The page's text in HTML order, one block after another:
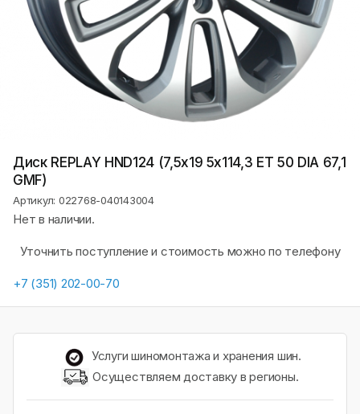
Диск REPLAY HND124 (7,5х19 5x114,3 ET 50 DIA 67,1
GMF)
Артикул: 022768-040143004
Нет в наличии.
Уточнить поступление и стоимость можно по телефону
+7 (351) 202-00-70
Услуги шиномонтажа и хранения шин.
Осуществляем доставку в регионы.